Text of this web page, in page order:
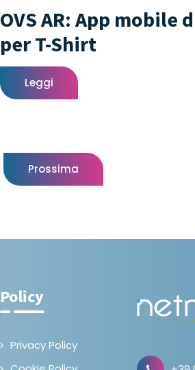
OVS AR: App mobile
per T-Shirt
Leggi
Prossima
Policy
Privacy Policy